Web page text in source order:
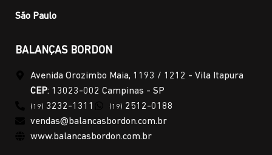
São Paulo
BALANÇAS BORDON
Avenida Orozimbo Maia, 1193 / 1212 - Vila Itapura
CEP: 13023-002 Campinas - SP
(19) 3232-1311 (19) 2512-0188
vendas@balancasbordon.com.br
www.balancasbordon.com.br